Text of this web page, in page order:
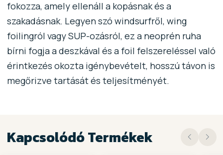
fokozza, amely ellenáll a kopásnak és a
szakadásnak. Legyen szó windsurfről, wing
foilingról vagy SUP-ozásról, ez a neoprén ruha
bírni fogja a deszkával és a foil felszereléssel való
érintkezés okozta igénybevételt, hosszú távon is
megőrizve tartását és teljesítményét.
Kapcsolódó Termékek